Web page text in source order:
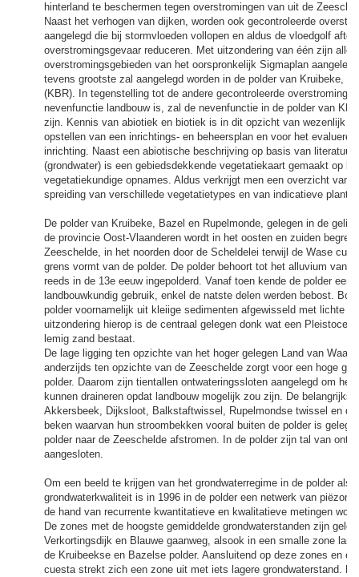
hinterland te beschermen tegen overstromingen van uit de
Naast het verhogen van dijken, worden ook gecontroleerde
aangelegd die bij stormvloeden vollopen en aldus de vloedgolf
overstromingsgevaar reduceren. Met uitzondering van één zijn alle
overstromingsgebieden van het oorspronkelijk Sigmaplan
tevens grootste zal aangelegd worden in de polder van Kruibeke,
(KBR). In tegenstelling tot de andere gecontroleerde
nevenfunctie landbouw is, zal de nevenfunctie in de polder van
zijn. Kennis van abiotiek en biotiek is in dit opzicht van wezenlijk
opstellen van een inrichtings- en beheersplan en voor het
inrichting. Naast een abiotische beschrijving op basis van literatuur
(grondwater) is een gebiedsdekkende vegetatiekaart gemaakt op
vegetatiekundige opnames. Aldus verkrijgt men een overzicht van
spreiding van verschillede vegetatietypes en van indicatieve
De polder van Kruibeke, Bazel en Rupelmonde, gelegen in de
de provincie Oost-Vlaanderen wordt in het oosten en zuiden
Zeeschelde, in het noorden door de Scheldelei terwijl de Wase
grens vormt van de polder. De polder behoort tot het alluvium van
reeds in de 13e eeuw ingepolderd. Vanaf toen kende de polder een
landbouwkundig gebruik, enkel de natste delen werden bebost.
polder voornamelijk uit kleiige sedimenten afgewisseld met lichte
uitzondering hierop is de centraal gelegen donk wat een
lemig zand bestaat.
De lage ligging ten opzichte van het hoger gelegen Land van Waas
anderzijds ten opzichte van de Zeeschelde zorgt voor een hoge
polder. Daarom zijn tientallen ontwateringssloten aangelegd om het
kunnen draineren opdat landbouw mogelijk zou zijn. De
Akkersbeek, Dijksloot, Balkstaftwissel, Rupelmondse twissel en
beken waarvan hun stroombekken vooral buiten de polder is
polder naar de Zeeschelde afstromen. In de polder zijn tal van
aangesloten.
Om een beeld te krijgen van het grondwaterregime in de polder
grondwaterkwaliteit is in 1996 in de polder een netwerk van
de hand van recurrente kwantitatieve en kwalitatieve metingen
De zones met de hoogste gemiddelde grondwaterstanden zijn
Verkortingsdijk en Blauwe gaanweg, alsook in een smalle zone
de Kruibeekse en Bazelse polder. Aansluitend op deze zones en
cuesta strekt zich een zone uit met iets lagere grondwaterstand.